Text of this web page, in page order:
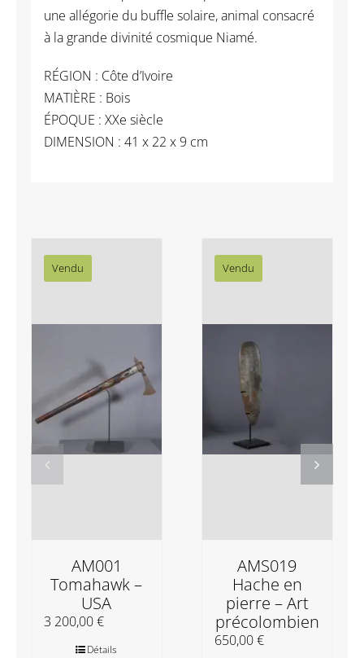
une allégorie du buffle solaire, animal consacré
à la grande divinité cosmique Niamé.
RÉGION : Côte d’Ivoire
MATIÈRE : Bois
ÉPOQUE : XXe siècle
DIMENSION : 41 x 22 x 9 cm
Vendu
AM001
Tomahawk –
USA
3 200,00€
Détails
Vendu
AMS019
Hache en
pierre – Art
précolombien
650,00€